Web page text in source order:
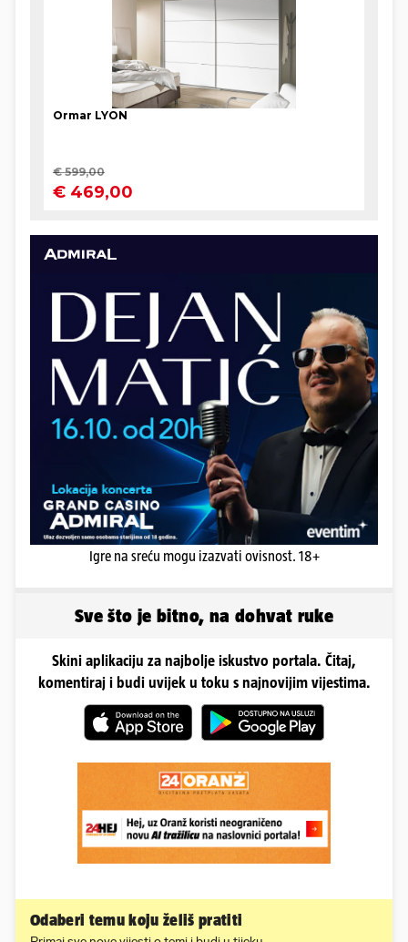
Igre na sreću mogu izazvati ovisnost. 18+
Sve što je bitno, na dohvat ruke
Skini aplikaciju za najbolje iskustvo portala. Čitaj,
komentiraj i budi uvijek u toku s najnovijim vijestima.
Odaberi temu koju želiš pratiti